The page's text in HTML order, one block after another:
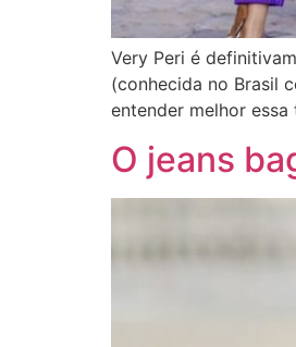
Very Peri é
(conhecida no Brasil
entender melhor
O jeans